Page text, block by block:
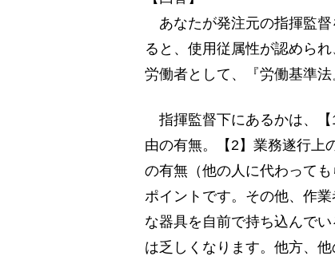
あなたが発注元の指揮監督
ると、使用従属性が認めら
労働者として、『労働基準
指揮監督下にあるかは、【
由の有無。【2】業務遂行上
の有無（他の人に代わって
ポイントです。その他、作
な器具を自前で持ち込んで
は乏しくなります。他方、